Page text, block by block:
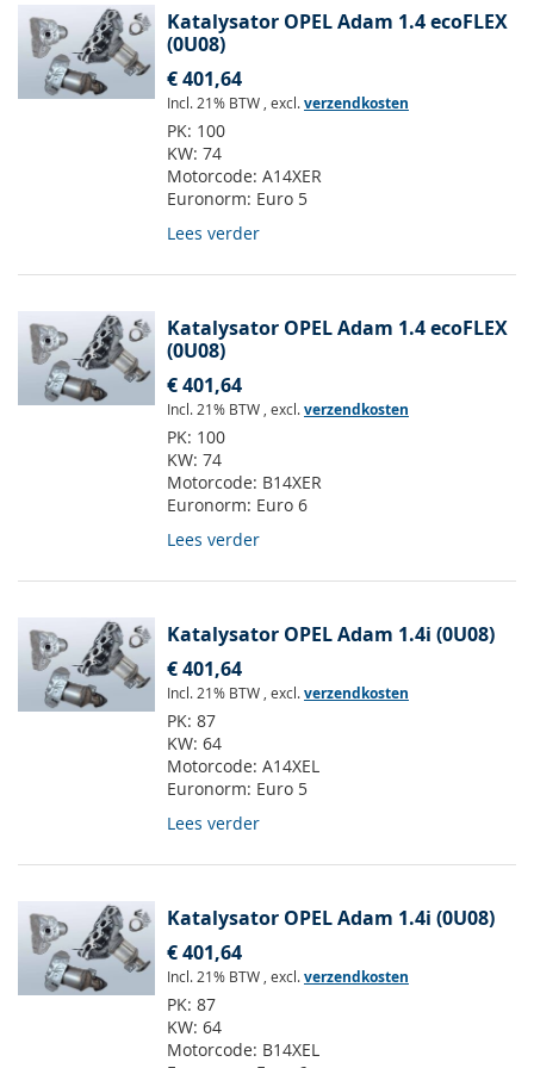
Katalysator OPEL Adam 1.4 ecoFLEX
(0U08)
€ 401,64
Incl. 21% BTW , excl.verzendkosten
PK: 100
KW: 74
Motorcode: A14XER
Euronorm: Euro 5
Lees verder
Katalysator OPEL Adam 1.4 ecoFLEX
(0U08)
€ 401,64
Incl. 21% BTW , excl.verzendkosten
PK: 100
KW: 74
Motorcode: B14XER
Euronorm: Euro 6
Lees verder
Katalysator OPEL Adam 1.4i (0U08)
€ 401,64
Incl. 21% BTW , excl.verzendkosten
PK: 87
KW: 64
Motorcode: A14XEL
Euronorm: Euro 5
Lees verder
Katalysator OPEL Adam 1.4i (0U08)
€ 401,64
Incl. 21% BTW , excl.verzendkosten
PK: 87
KW: 64
Motorcode: B14XEL